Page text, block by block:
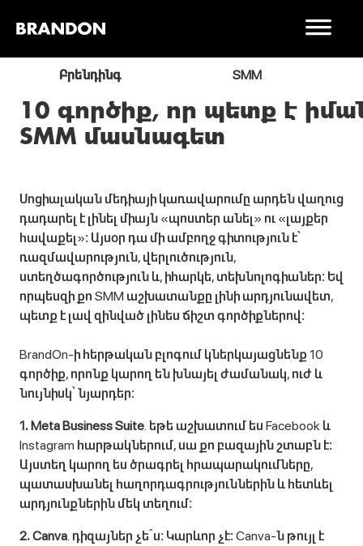
Բրենդինգ SMM
10 գործիք, որ պետք է
SMM մասնագետ
Սոցիալական մեդիայի կառավարումը արդեն վաղուց
դադարել է լինել միայն «պոստեր անել» ու «լայքեր
հավաքել»։ Այսօր դա մի ամբողջ գիտություն է՝
ռազմավարություն, վերլուծություն,
ստեղծագործություն և, իհարկե, տեխնոլոգիաներ։ Եվ
որպեսզի քո SMM աշխատանքը լինի արդյունավետ,
պետք է լավ զինված լինես ճիշտ գործիքներով։
BrandOn-ի հերթական բլոգում կներկայացնենք 10
գործիք, որոնք կարող են խնայել ժամանակ, ուժ և
նույնիսկ՝ նյարդեր։
1․ Meta Business Suite․ եթե աշխատում ես Facebook և
Instagram հարթակներում, սա քո բազային շտաբն է։
Այստեղ կարող ես ծրագրել հրապարակումները,
պատասխանել հաղորդագրություններին և հետևել
արդյունքներին մեկ տեղում։
2․ Canva․ դիզայներ չե՞ս։ Կարևոր չէ։ Canva-ն թույլ է